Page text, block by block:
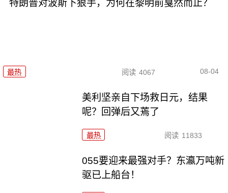
特朗普对波斯下狠手，为何在黎明前戛然而止？
最热 阅读 4067 08-04
美利坚亲自下场救日元，结果
呢？回弹后又蔫了
最热 阅读 11833
055要迎来最强对手？东瀛万吨新
驱已上船台！